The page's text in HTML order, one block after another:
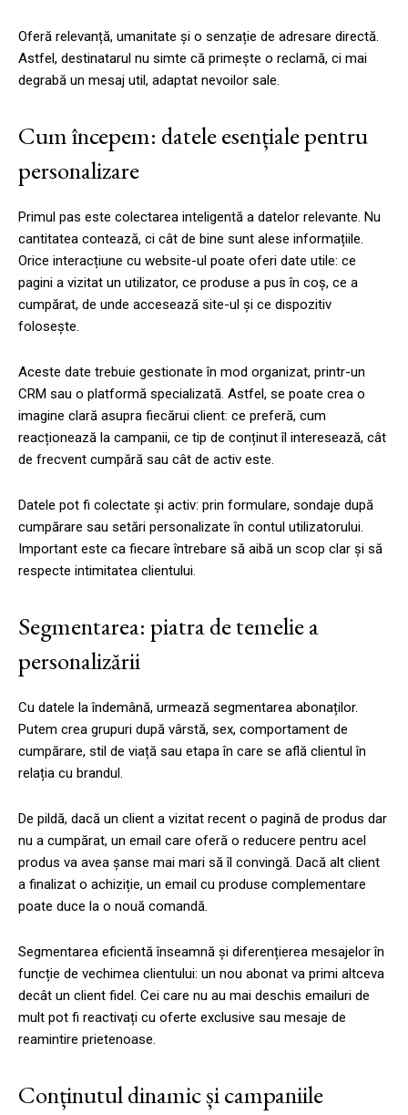
Oferă relevanță, umanitate și o senzație de adresare directă.
Astfel, destinatarul nu simte că primește o reclamă, ci mai
degrabă un mesaj util, adaptat nevoilor sale.
Cum începem: datele esențiale pentru
personalizare
Primul pas este colectarea inteligentă a datelor relevante. Nu
cantitatea contează, ci cât de bine sunt alese informațiile.
Orice interacțiune cu website-ul poate oferi date utile: ce
pagini a vizitat un utilizator, ce produse a pus în coș, ce a
cumpărat, de unde accesează site-ul și ce dispozitiv
folosește.
Aceste date trebuie gestionate în mod organizat, printr-un
CRM sau o platformă specializată. Astfel, se poate crea o
imagine clară asupra fiecărui client: ce preferă, cum
reacționează la campanii, ce tip de conținut îl interesează, cât
de frecvent cumpără sau cât de activ este.
Datele pot fi colectate și activ: prin formulare, sondaje după
cumpărare sau setări personalizate în contul utilizatorului.
Important este ca fiecare întrebare să aibă un scop clar și să
respecte intimitatea clientului.
Segmentarea: piatra de temelie a
personalizării
Cu datele la îndemână, urmează segmentarea abonaților.
Putem crea grupuri după vârstă, sex, comportament de
cumpărare, stil de viață sau etapa în care se află clientul în
relația cu brandul.
De pildă, dacă un client a vizitat recent o pagină de produs dar
nu a cumpărat, un email care oferă o reducere pentru acel
produs va avea șanse mai mari să îl convingă. Dacă alt client
a finalizat o achiziție, un email cu produse complementare
poate duce la o nouă comandă.
Segmentarea eficientă înseamnă și diferențierea mesajelor în
funcție de vechimea clientului: un nou abonat va primi altceva
decât un client fidel. Cei care nu au mai deschis emailuri de
mult pot fi reactivați cu oferte exclusive sau mesaje de
reamintire prietenoase.
Conținutul dinamic și campaniile